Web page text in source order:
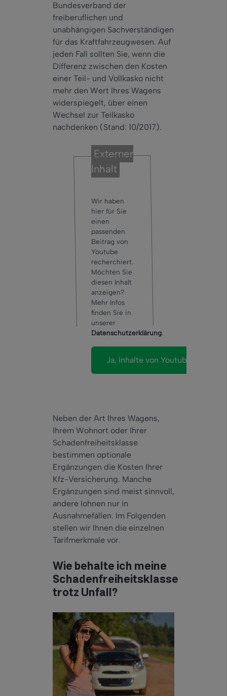
Bundesverband der
freiberuflichen und
unabhängigen Sachverständigen
für das Kraftfahrzeugwesen. Auf
jeden Fall sollten Sie, wenn die
Differenz zwischen den Kosten
einer Teil- und Vollkasko nicht
mehr den Wert Ihres Wagens
widerspiegelt, über einen
Wechsel zur Teilkasko
nachdenken (Stand: 10/2017).
Externer
Inhalt
Wir haben
hier für Sie
einen
passenden
Beitrag von
Youtube
recherchiert.
Möchten Sie
diesen Inhalt
anzeigen?
Mehr Infos
finden Sie in
unserer
Datenschutzerklärung.
Neben der Art Ihres Wagens,
Ihrem Wohnort oder Ihrer
Schadenfreiheitsklasse
bestimmen optionale
Ergänzungen die Kosten Ihrer
Kfz-Versicherung. Manche
Ergänzungen sind meist sinnvoll,
andere lohnen nur in
Ausnahmefällen. Im Folgenden
stellen wir Ihnen die einzelnen
Tarifmerkmale vor.
Wie behalte ich meine
Schadenfreiheitsklasse
trotz Unfall?